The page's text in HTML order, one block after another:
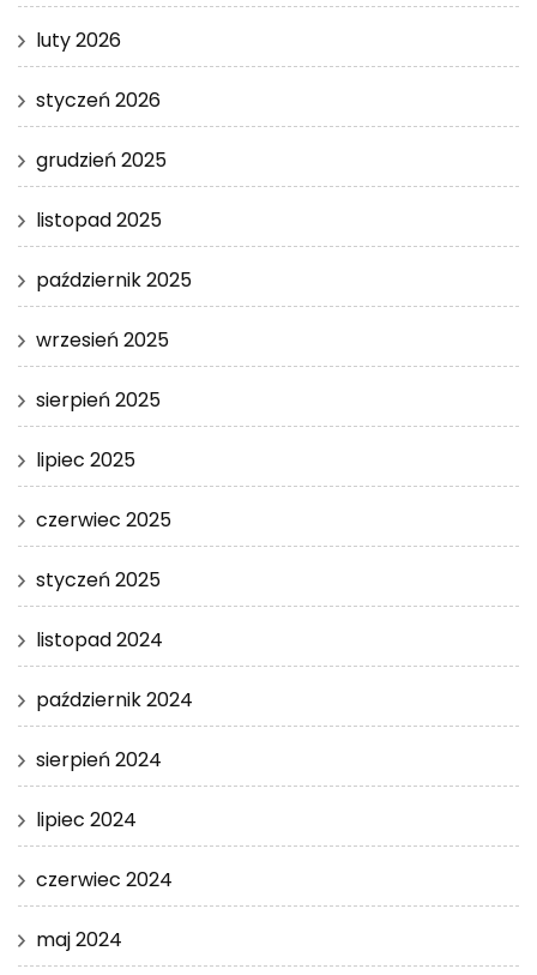
luty 2026
styczeń 2026
grudzień 2025
listopad 2025
październik 2025
wrzesień 2025
sierpień 2025
lipiec 2025
czerwiec 2025
styczeń 2025
listopad 2024
październik 2024
sierpień 2024
lipiec 2024
czerwiec 2024
maj 2024